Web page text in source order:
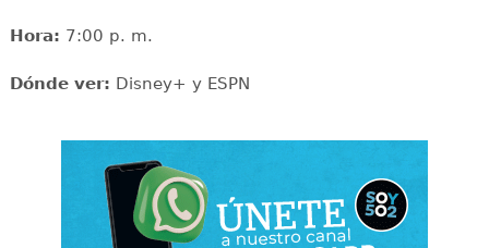
Hora: 7:00 p. m.
Dónde ver: Disney+ y ESPN